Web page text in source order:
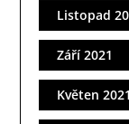
Listopad
Září 2021
Květen 2021